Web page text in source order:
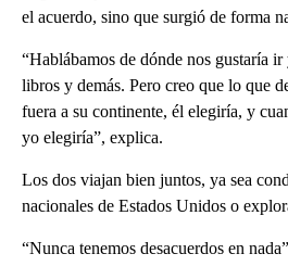
el acuerdo, sino que surgió de forma
“Hablábamos de dónde nos gustaría
libros y demás. Pero creo que lo que
fuera a su continente, él elegiría, y
yo elegiría”, explica.
Los dos viajan bien juntos, ya sea
nacionales de Estados Unidos o
“Nunca tenemos desacuerdos en